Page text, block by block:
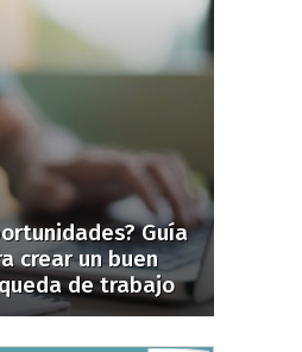
Guía
crear un buen
de trabajo